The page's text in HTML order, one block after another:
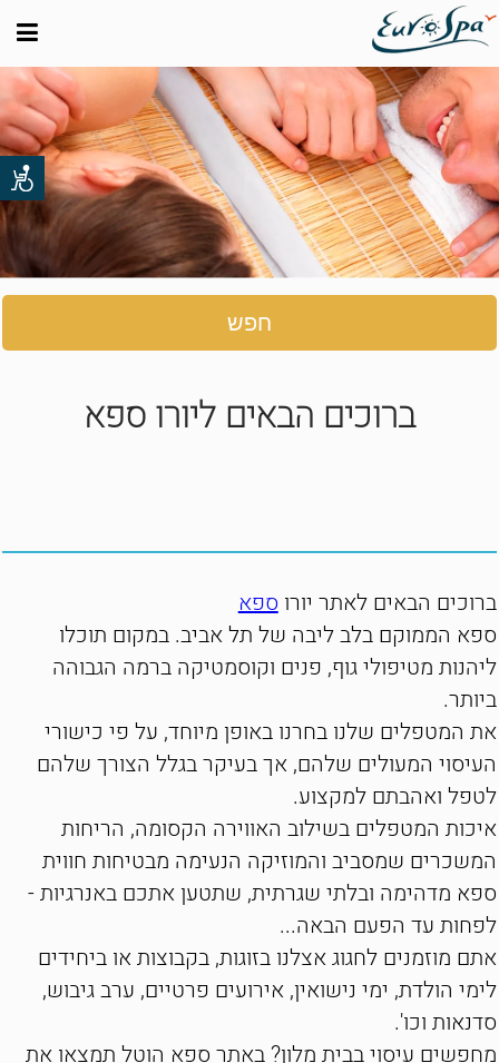
חפש
ברוכים הבאים ליורו ספא
ברוכים הבאים לאתר יורוספא
ספא הממוקם בלב ליבה של תל אביב. במקום תוכלו
ליהנות מטיפולי גוף, פנים וקוסמטיקה ברמה הגבוהה
ביותר.
את המטפלים שלנו בחרנו באופן מיוחד, על פי כישורי
העיסוי המעולים שלהם, אך בעיקר בגלל הצורך שלהם
לטפל ואהבתם למקצוע.
איכות המטפלים בשילוב האווירה הקסומה, הריחות
המשכרים שמסביב והמוזיקה הנעימה מבטיחות חווית
ספא מדהימה ובלתי שגרתית, שתטען אתכם באנרגיות -
לפחות עד הפעם הבאה...
אתם מוזמנים לחגוג אצלנו בזוגות, בקבוצות או ביחידים
לימי הולדת, ימי נישואין, אירועים פרטיים, ערב גיבוש,
סדנאות וכו'.
מחפשים עיסוי בבית מלון? באתר ספא הוטל תמצאו את